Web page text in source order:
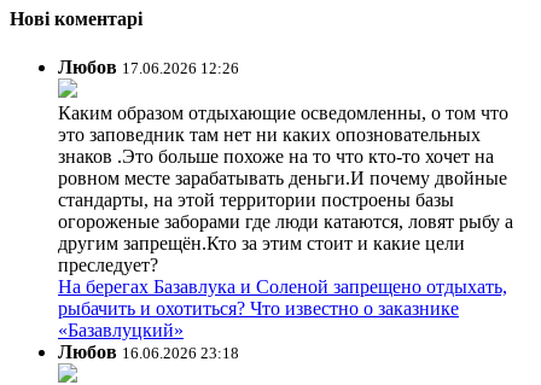
Нові коментарі
Любов 17.06.2026 12:26
Каким образом отдыхающие осведомленны, о том что
это заповедник там нет ни каких опозновательных
знаков .Это больше похоже на то что кто-то хочет на
ровном месте зарабатывать деньги.И почему двойные
стандарты, на этой территории построены базы
огороженые заборами где люди катаются, ловят рыбу а
другим запрещён.Кто за этим стоит и какие цели
преследует?
На берегах Базавлука и Соленой запрещено отдыхать,
рыбачить и охотиться? Что известно о заказнике
«Базавлуцкий»
Любов 16.06.2026 23:18